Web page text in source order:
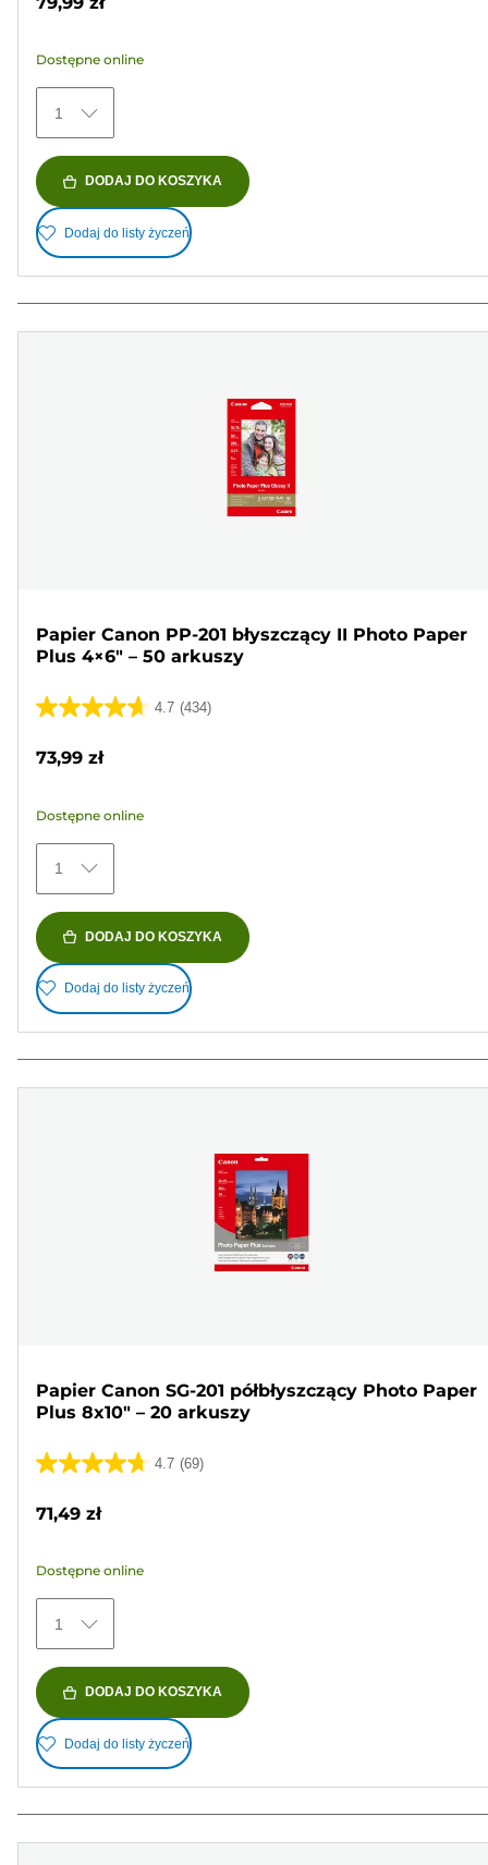
5
79
Recenzji
Dostępne online
1
DODAJ DO KOSZYKA
Dodaj do listy życzeń
Papier Canon PP-201 błyszczący II Photo Paper
Plus 4×6" – 50 arkuszy
4.7 (434)
4.7
434
Recenzji
73,99 zł
Dostępne online
1
DODAJ DO KOSZYKA
Dodaj do listy życzeń
Papier Canon SG-201 półbłyszczący Photo Paper
Plus 8x10" – 20 arkuszy
4.7 (69)
4.7
5
69
Recenzji
71,49 zł
Dostępne online
1
DODAJ DO KOSZYKA
Dodaj do listy życzeń